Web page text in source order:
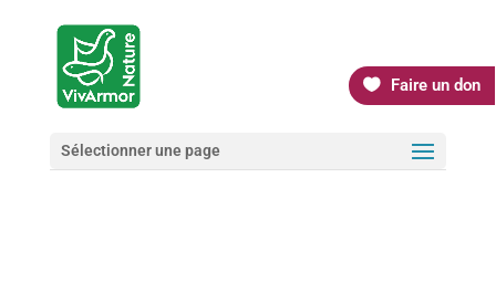
Faire un don
Sélectionner une page